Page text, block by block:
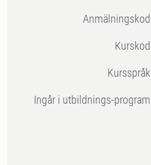
Anmälningskod
Kurskod
Kursspråk
Ingår i utbildnings-program